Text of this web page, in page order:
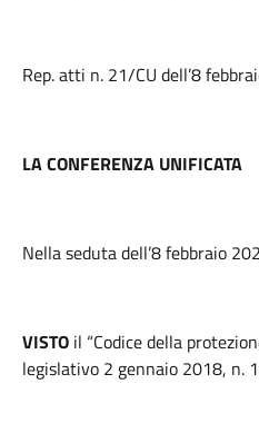
Rep. atti n. 21/CU dell’8
LA CONFERENZA UNIFICATA
Nella seduta dell’8 febbraio
VISTO il “Codice della
legislativo 2 gennaio 2018, n.